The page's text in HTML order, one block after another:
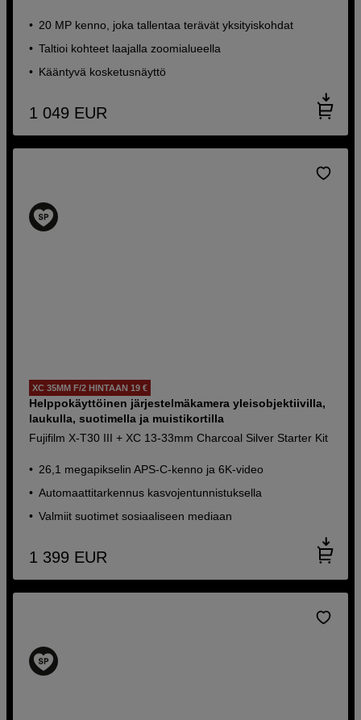
20 MP kenno, joka tallentaa terävät yksityiskohdat
Taltioi kohteet laajalla zoomialueella
Kääntyvä kosketusnäyttö
1 049 EUR
XC 35MM F/2 HINTAAN 19 €
Helppokäyttöinen järjestelmäkamera yleisobjektiivilla,
laukulla, suotimella ja muistikortilla
Fujifilm X-T30 III + XC 13-33mm Charcoal Silver Starter Kit
26,1 megapikselin APS-C-kenno ja 6K-video
Automaattitarkennus kasvojentunnistuksella
Valmiit suotimet sosiaaliseen mediaan
1 399 EUR